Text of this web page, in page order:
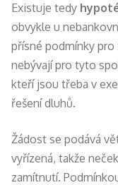
Existuje tedy
obvykle u
přísné podmínky pro
nebývají pro tyto
kteří jsou třeba v
řešení dluhů.
Žádost se podává
vyřízená, takže
zamítnutí.